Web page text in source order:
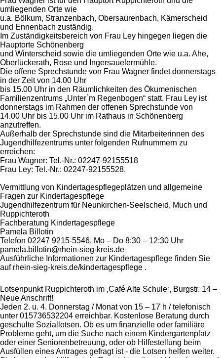
umliegenden Orte wie
u.a. Bölkum, Stranzenbach, Obersaurenbach, Kämerscheid
und Ennenbach zuständig.
Im Zuständigkeitsbereich von Frau Ley hingegen liegen die
Hauptorte Schönenberg
und Winterscheid sowie die umliegenden Orte wie u.a. Ahe,
Oberlückerath, Rose und Ingersauelermühle.
Die offene Sprechstunde von Frau Wagner findet donnerstags
in der Zeit von 14.00 Uhr
bis 15.00 Uhr in den Räumlichkeiten des Ökumenischen
Familienzentrums „Unter`m Regenbogen“ statt. Frau Ley ist
donnerstags im Rahmen der offenen Sprechstunde von
14.00 Uhr bis 15.00 Uhr im Rathaus in Schönenberg
anzutreffen.
Außerhalb der Sprechstunde sind die Mitarbeiterinnen des
Jugendhilfezentrums unter folgenden Rufnummern zu
erreichen:
Frau Wagner: Tel.-Nr.: 02247-92155518
Frau Ley: Tel.-Nr.: 02247-92155528.
Vermittlung von Kindertagespflegeplätzen und allgemeine
Fragen zur Kindertagespflege
Jugendhilfezentrum für Neunkirchen-Seelscheid, Much und
Ruppichteroth
Fachberatung Kindertagespflege
Pamela Billotin
Telefon 02247 9215-5546, Mo – Do 8:30 – 12:30 Uhr
pamela.billotin@rhein-sieg-kreis.de
Ausführliche Informationen zur Kindertagespflege finden Sie
auf rhein-sieg-kreis.de/kindertagespflege .
Lotsenpunkt Ruppichteroth im ‚Café Alte Schule‘, Burgstr. 14 –
Neue Anschrift!
Jeden 2. u. 4. Donnerstag / Monat von 15 – 17 h / telefonisch
unter 015736532204 erreichbar. Kostenlose Beratung durch
geschulte Soziallotsen. Ob es um finanzielle oder familiäre
Probleme geht, um die Suche nach einem Kindergartenplatz
oder einer Seniorenbetreuung, oder ob Hilfestellung beim
Ausfüllen eines Antrages gefragt ist - die Lotsen helfen weiter.